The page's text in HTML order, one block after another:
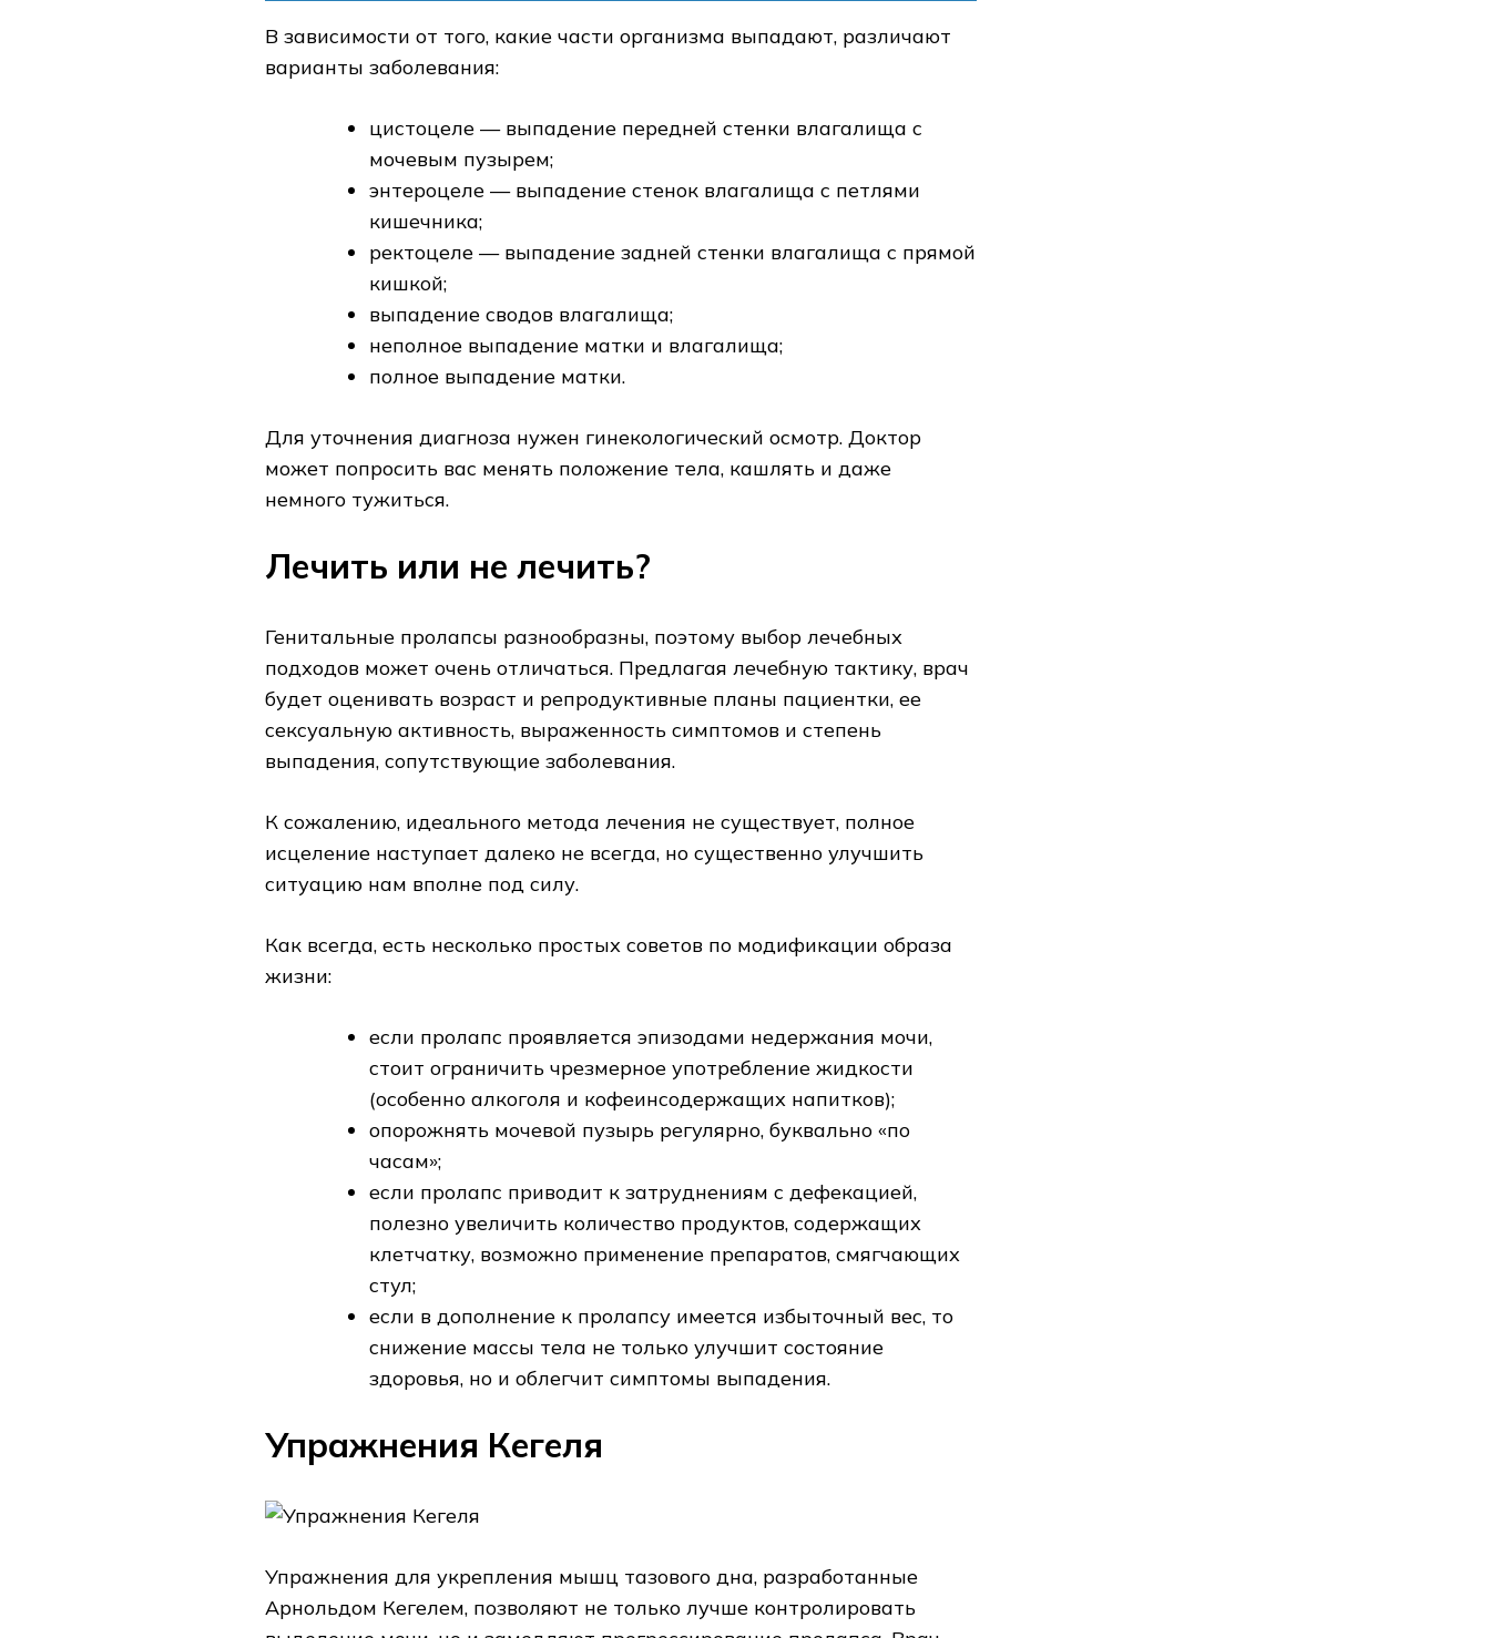
В зависимости от того, какие части организма выпадают, различают
варианты заболевания:
цистоцеле — выпадение передней стенки влагалища с
мочевым пузырем;
энтероцеле — выпадение стенок влагалища с петлями
кишечника;
ректоцеле — выпадение задней стенки влагалища с прямой
кишкой;
выпадение сводов влагалища;
неполное выпадение матки и влагалища;
полное выпадение матки.
Для уточнения диагноза нужен гинекологический осмотр. Доктор
может попросить вас менять положение тела, кашлять и даже
немного тужиться.
Лечить или не лечить?
Генитальные пролапсы разнообразны, поэтому выбор лечебных
подходов может очень отличаться. Предлагая лечебную тактику, врач
будет оценивать возраст и репродуктивные планы пациентки, ее
сексуальную активность, выраженность симптомов и степень
выпадения, сопутствующие заболевания.
К сожалению, идеального метода лечения не существует, полное
исцеление наступает далеко не всегда, но существенно улучшить
ситуацию нам вполне под силу.
Как всегда, есть несколько простых советов по модификации образа
жизни:
если пролапс проявляется эпизодами недержания мочи,
стоит ограничить чрезмерное употребление жидкости
(особенно алкоголя и кофеинсодержащих напитков);
опорожнять мочевой пузырь регулярно, буквально «по
часам»;
если пролапс приводит к затруднениям с дефекацией,
полезно увеличить количество продуктов, содержащих
клетчатку, возможно применение препаратов, смягчающих
стул;
если в дополнение к пролапсу имеется избыточный вес, то
снижение массы тела не только улучшит состояние
здоровья, но и облегчит симптомы выпадения.
Упражнения Кегеля
Упражнения для укрепления мышц тазового дна, разработанные
Арнольдом Кегелем, позволяют не только лучше контролировать